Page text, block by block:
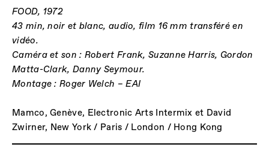
FOOD, 1972
43 min, noir et blanc, audio, film 16 mm transféré en
vidéo.
Caméra et son : Robert Frank, Suzanne Harris, Gordon
Matta-Clark, Danny Seymour.
Montage : Roger Welch – EAI
Mamco, Genève, Electronic Arts Intermix et David
Zwirner, New York / Paris / London / Hong Kong